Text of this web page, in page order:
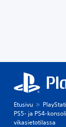
Etusivu
PS5- ja PS4-
vikasietotilassa